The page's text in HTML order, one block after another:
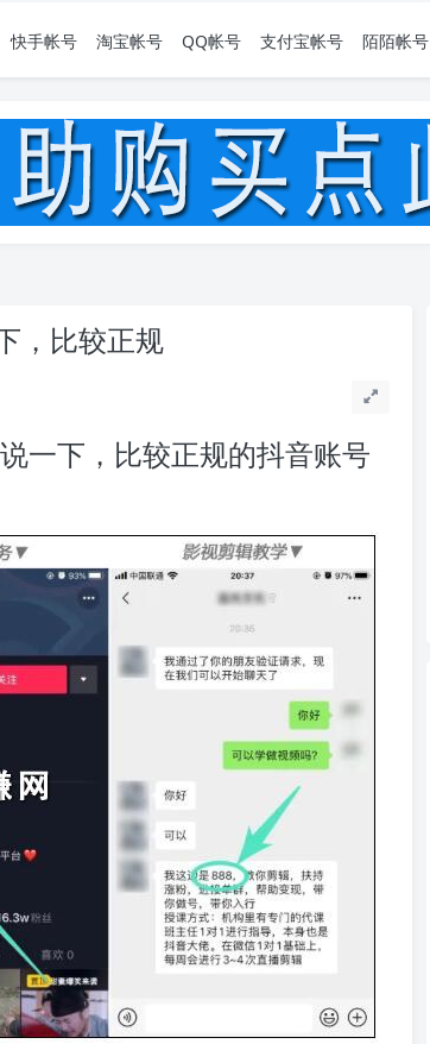
快手帐号 淘宝帐号 QQ帐号 支付宝帐号 陌陌帐号
，比较正规
一下，比较正规的抖音账号